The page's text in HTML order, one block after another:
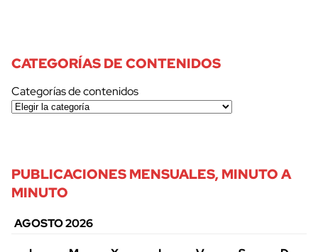
CATEGORÍAS DE CONTENIDOS
Categorías de contenidos
PUBLICACIONES MENSUALES, MINUTO A
MINUTO
AGOSTO 2026